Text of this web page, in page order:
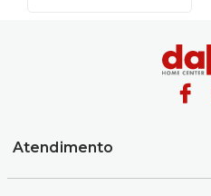
Atendimento